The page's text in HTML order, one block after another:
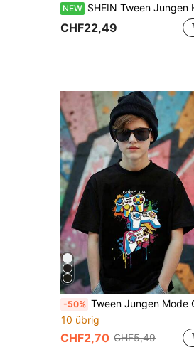
NEW SHEIN Tween Jungen Herbst/Winter Lässig Vielseitig Einfarbig
CHF22,49
-50% Tween Jungen Mode Casual Komfortabel Vielseitig Kreativ Graffiti Bunte Spritzeffekt Spielekonsole "Komm schon" Buchstaben Grafik Muster Basic Schwarz Kurzarm T-Shirt, Outdoor
10 übrig
CHF2,70 CHF5,49